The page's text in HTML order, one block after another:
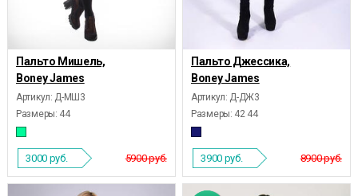
Пальто Мишель,
Boney James
Артикул: Д-МШ3
Размеры: 44
5900 руб.
3000 руб.
Пальто Джессика,
Boney James
Артикул: Д-ДЖ3
Размеры: 42 44
8900 руб.
3900 руб.